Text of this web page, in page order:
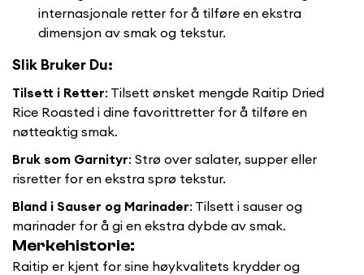
internasjonale retter for å tilføre en ekstra
dimensjon av smak og tekstur.
Slik Bruker Du:
Tilsett i Retter: Tilsett ønsket mengde Raitip Dried
Rice Roasted i dine favorittretter for å tilføre en
nøtteaktig smak.
Bruk som Garnityr: Strø over salater, supper eller
risretter for en ekstra sprø tekstur.
Bland i Sauser og Marinader: Tilsett i sauser og
marinader for å gi en ekstra dybde av smak.
Merkehistorie:
Raitip er kjent for sine høykvalitets krydder og
Confirm your age
Are you 18 years old or older?